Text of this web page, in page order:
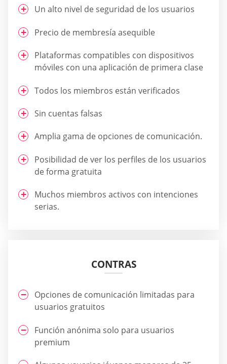
Un alto nivel de seguridad de los usuarios
Precio de membresía asequible
Plataformas compatibles con dispositivos
móviles con una aplicación de primera clase
Todos los miembros están verificados
Sin cuentas falsas
Amplia gama de opciones de comunicación.
Posibilidad de ver los perfiles de los usuarios
de forma gratuita
Muchos miembros activos con intenciones
serias.
CONTRAS
Opciones de comunicación limitadas para
usuarios gratuitos
Función anónima solo para usuarios
premium